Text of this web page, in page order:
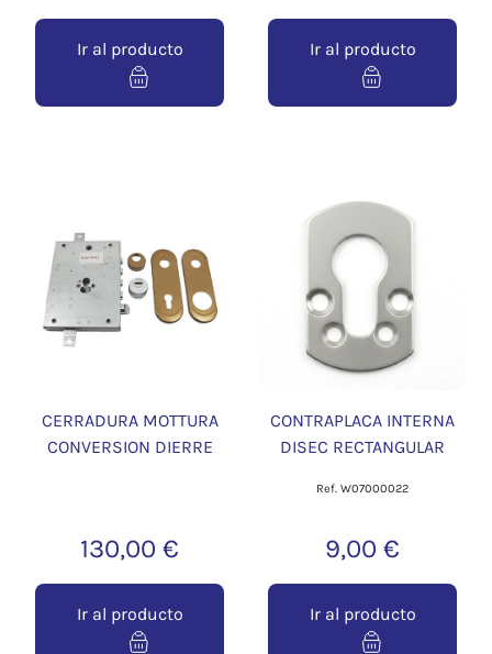
Ir al producto Ir al producto
CERRADURA MOTTURA
CONVERSION DIERRE
130,00 €
Ir al producto
CONTRAPLACA INTERNA
DISEC RECTANGULAR
Ref. W07000022
9,00 €
Ir al producto